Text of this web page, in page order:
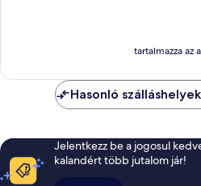
tartalmazza az
Hasonló
Jelentkezz be a jogosul
kalandért több jutalom jár!